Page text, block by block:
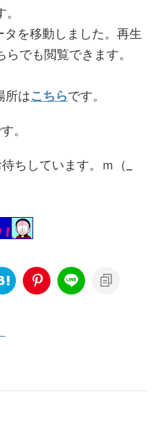
を移動しました。再生
でも閲覧できます。
所はこちらです。
。
ちしています。ｍ（_